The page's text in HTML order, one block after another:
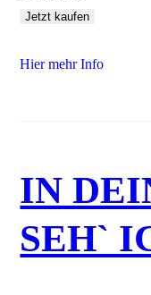
Hier mehr Info
IN
SEH`